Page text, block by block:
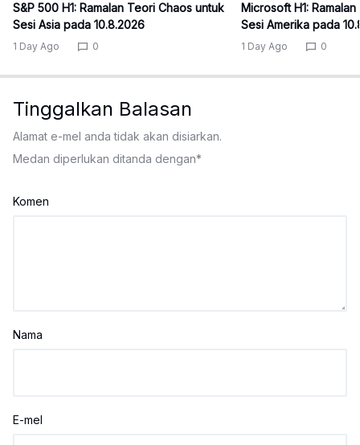
S&P 500 H1: Ramalan Teori Chaos untuk
Sesi Asia pada 10.8.2026
1 Day Ago 0
Microsoft H1:
Sesi Amerika pada
1 Day Ago 0
Tinggalkan Balasan
Alamat e-mel anda tidak akan disiarkan.
Medan diperlukan ditanda dengan*
Komen
Nama
E-mel